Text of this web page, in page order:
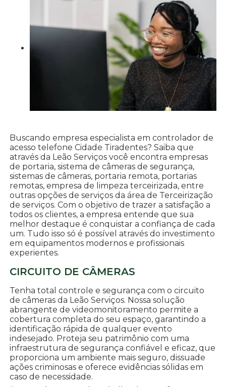
Buscando empresa especialista em controlador de
acesso telefone Cidade Tiradentes? Saiba que
através da Leão Serviços você encontra empresas
de portaria, sistema de câmeras de segurança,
sistemas de câmeras, portaria remota, portarias
remotas, empresa de limpeza terceirizada, entre
outras opções de serviços da área de Terceirização
de serviços. Com o objetivo de trazer a satisfação a
todos os clientes, a empresa entende que sua
melhor destaque é conquistar a confiança de cada
um. Tudo isso só é possível através do investimento
em equipamentos modernos e profissionais
experientes.
CIRCUITO DE CÂMERAS
Tenha total controle e segurança com o circuito
de câmeras da Leão Serviços. Nossa solução
abrangente de videomonitoramento permite a
cobertura completa do seu espaço, garantindo a
identificação rápida de qualquer evento
indesejado. Proteja seu patrimônio com uma
infraestrutura de segurança confiável e eficaz, que
proporciona um ambiente mais seguro, dissuade
ações criminosas e oferece evidências sólidas em
caso de necessidade.